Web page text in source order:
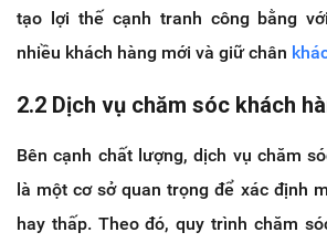
tạo lợi thế cạnh tranh công bằng
nhiều khách hàng mới và giữ chân
2.2 Dịch vụ chăm sóc khách
Bên cạnh chất lượng, dịch vụ chăm
là một cơ sở quan trọng để xác định
hay thấp. Theo đó, quy trình chăm